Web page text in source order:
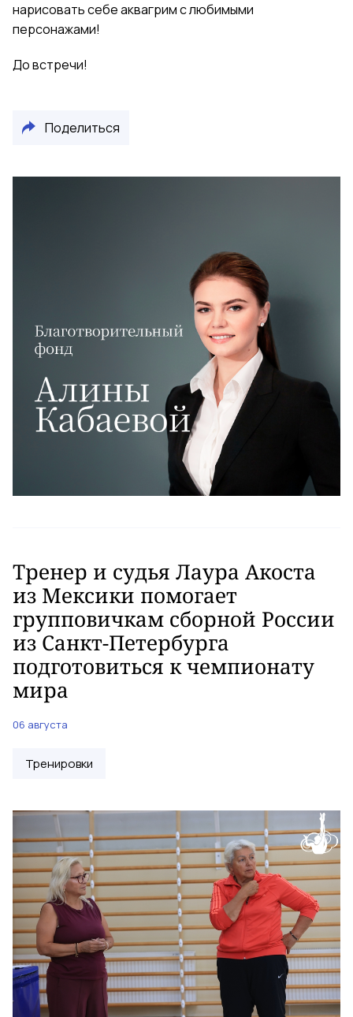
нарисовать себе аквагрим с любимыми
персонажами!
До встречи!
Поделиться
Тренер и судья Лаура Акоста
из Мексики помогает
групповичкам сборной России
из Санкт-Петербурга
подготовиться к чемпионату
мира
06 августа
Тренировки